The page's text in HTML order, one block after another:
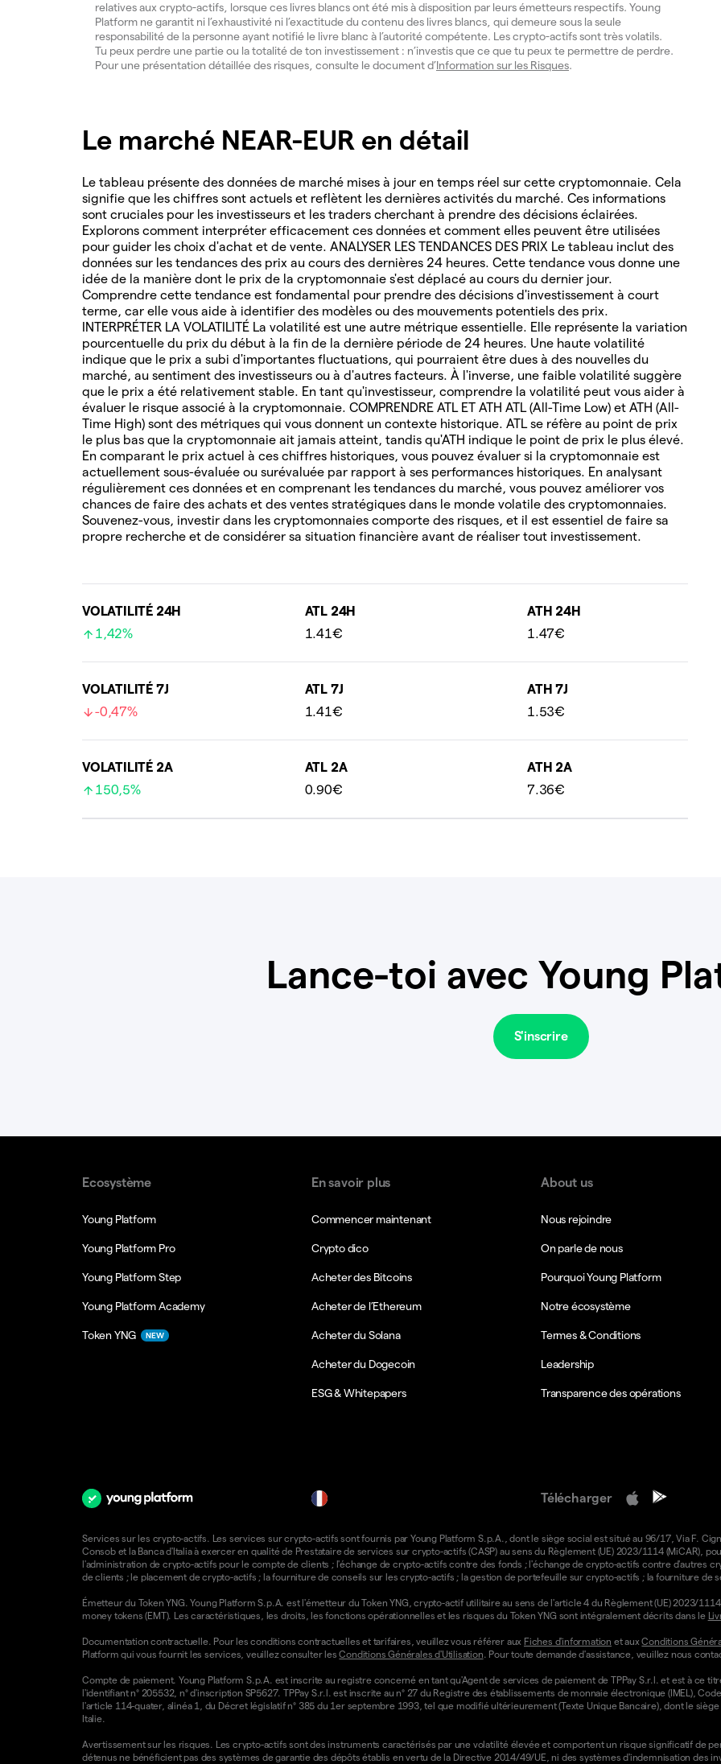
relatives aux crypto-actifs, lorsque ces livres blancs ont été mis à disposition par leurs émetteurs respectifs. Young
Platform ne garantit ni l’exhaustivité ni l’exactitude du contenu des livres blancs, qui demeure sous la seule
responsabilité de la personne ayant notifié le livre blanc à l’autorité compétente. Les crypto-actifs sont très volatils.
Tu peux perdre une partie ou la totalité de ton investissement : n’investis que ce que tu peux te permettre de perdre.
Pour une présentation détaillée des risques, consulte le document d’Information sur les Risques.
Le marché NEAR-EUR en détail
Le tableau présente des données de marché mises à jour en temps réel sur cette cryptomonnaie. Cela
signifie que les chiffres sont actuels et reflètent les dernières activités du marché. Ces informations
sont cruciales pour les investisseurs et les traders cherchant à prendre des décisions éclairées.
Explorons comment interpréter efficacement ces données et comment elles peuvent être utilisées
pour guider les choix d'achat et de vente. ANALYSER LES TENDANCES DES PRIX Le tableau inclut des
données sur les tendances des prix au cours des dernières 24 heures. Cette tendance vous donne une
idée de la manière dont le prix de la cryptomonnaie s'est déplacé au cours du dernier jour.
Comprendre cette tendance est fondamental pour prendre des décisions d'investissement à court
terme, car elle vous aide à identifier des modèles ou des mouvements potentiels des prix.
INTERPRÉTER LA VOLATILITÉ La volatilité est une autre métrique essentielle. Elle représente la variation
pourcentuelle du prix du début à la fin de la dernière période de 24 heures. Une haute volatilité
indique que le prix a subi d'importantes fluctuations, qui pourraient être dues à des nouvelles du
marché, au sentiment des investisseurs ou à d'autres facteurs. À l'inverse, une faible volatilité suggère
que le prix a été relativement stable. En tant qu'investisseur, comprendre la volatilité peut vous aider à
évaluer le risque associé à la cryptomonnaie. COMPRENDRE ATL ET ATH ATL (All-Time Low) et ATH (All-
Time High) sont des métriques qui vous donnent un contexte historique. ATL se réfère au point de prix
le plus bas que la cryptomonnaie ait jamais atteint, tandis qu'ATH indique le point de prix le plus élevé.
En comparant le prix actuel à ces chiffres historiques, vous pouvez évaluer si la cryptomonnaie est
actuellement sous-évaluée ou surévaluée par rapport à ses performances historiques. En analysant
régulièrement ces données et en comprenant les tendances du marché, vous pouvez améliorer vos
chances de faire des achats et des ventes stratégiques dans le monde volatile des cryptomonnaies.
Souvenez-vous, investir dans les cryptomonnaies comporte des risques, et il est essentiel de faire sa
propre recherche et de considérer sa situation financière avant de réaliser tout investissement.
VOLATILITÉ 24H
1,42%
ATL 24H
1.41€
ATH 24H
1.47€
VOLATILITÉ 7J
-0,47%
ATL 7J
1.41€
ATH 7J
1.53€
VOLATILITÉ 2A
150,5%
ATL 2A
0.90€
ATH 2A
7.36€
Lance-toi avec Young
S'inscrire
Ecosystème
Young Platform
Young Platform Pro
Young Platform Step
Young Platform Academy
Token YNG NEW
En savoir plus
Commencer maintenant
Crypto dico
Acheter des Bitcoins
Acheter de l’Ethereum
Acheter du Solana
Acheter du Dogecoin
ESG & Whitepapers
About us
Nous rejoindre
On parle de nous
Pourquoi Young Platform
Notre écosystème
Termes & Conditions
Leadership
Transparence des opérations
Télécharger
Services sur les crypto-actifs. Les services sur crypto-actifs sont fournis par Young Platform S.p.A., dont le siège social est situé au 96/17, Via F.
Consob et la Banca d'Italia à exercer en qualité de Prestataire de services sur crypto-actifs (CASP) au sens du Règlement (UE) 2023/1114 (MiCAR),
l'administration de crypto-actifs pour le compte de clients ; l'échange de crypto-actifs contre des fonds ; l'échange de crypto-actifs contre d'autres
de clients ; le placement de crypto-actifs ; la fourniture de conseils sur les crypto-actifs ; la gestion de portefeuille sur crypto-actifs ; la fourniture
Émetteur du Token YNG. Young Platform S.p.A. est l'émetteur du Token YNG, crypto-actif utilitaire au sens de l'article 4 du Règlement (UE) 2023/
money tokens (EMT). Les caractéristiques, les droits, les fonctions opérationnelles et les risques du Token YNG sont intégralement décrits dans le
Documentation contractuelle. Pour les conditions contractuelles et tarifaires, veuillez vous référer aux Fiches d'information et auxConditions
Platform qui vous fournit les services, veuillez consulter lesConditions Générales d'Utilisation. Pour toute demande d'assistance, veuillez nous
Compte de paiement. Young Platform S.p.A. est inscrite au registre concerné en tant qu'Agent de services de paiement de TPPay S.r.l. et est à ce
l'identifiant n° 205532, n° d'inscription SP5627. TPPay S.r.l. est inscrite au n° 27 du Registre des établissements de monnaie électronique (IMEL),
l'article 114-quater, alinéa 1, du Décret législatif n° 385 du 1er septembre 1993, tel que modifié ultérieurement (Texte Unique Bancaire), dont le siège
Italie.
Avertissement sur les risques. Les crypto-actifs sont des instruments caractérisés par une volatilité élevée et comportent un risque significatif de
détenus ne bénéficient pas des systèmes de garantie des dépôts établis en vertu de la Directive 2014/49/UE, ni des systèmes d'indemnisation des